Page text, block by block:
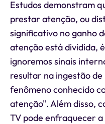
Estudos demonstram
prestar atenção, ou
significativo no ganho
atenção está dividida,
ignoremos sinais
resultar na ingestão
fenômeno conhecido
atenção". Além disso,
TV pode enfraquecer